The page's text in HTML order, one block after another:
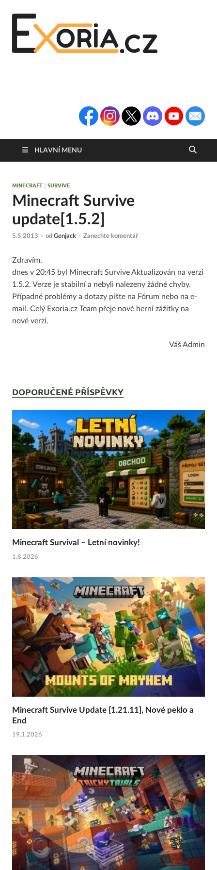
HLAVNÍ MENU
MINECRAFT /SURVIVE
Minecraft Survive
update[1.5.2]
5.5.2013 - od Genjack - Zanechte komentář
Zdravím,
dnes v 20:45 byl Minecraft Survive Aktualizován na verzi
1.5.2. Verze je stabilní a nebyli nalezeny žádné chyby.
Případné problémy a dotazy pište na Fórum nebo na e-
mail. Celý Exoria.cz Team přeje nové herní zážitky na
nové verzi.
Váš Admin
DOPORUČENÉ PŘÍSPĚVKY
Minecraft Survival – Letní novinky!
1.8.2026
Minecraft Survive Update [1.21.11], Nové peklo a
End
19.1.2026